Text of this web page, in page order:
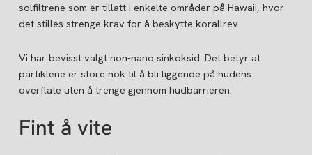
solfiltrene som er tillatt i enkelte områder på Hawaii, hvor
det stilles strenge krav for å beskytte korallrev.
Vi har bevisst valgt non-nano sinkoksid. Det betyr at
partiklene er store nok til å bli liggende på hudens
overflate uten å trenge gjennom hudbarrieren.
Fint å vite